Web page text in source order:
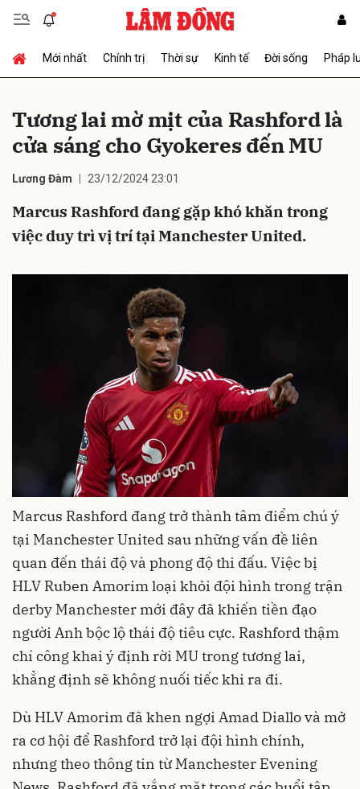
Mới nhất Chính trị Thời sự Kinh tế Đời sống Pháp
Tương lai mờ mịt của Rashford là
cửa sáng cho Gyokeres đến MU
Lương Đàm 23/12/2024 23:01
Marcus Rashford đang gặp khó khăn trong
việc duy trì vị trí tại Manchester United.
Marcus Rashford đang trở thành tâm điểm chú ý
tại Manchester United sau những vấn đề liên
quan đến thái độ và phong độ thi đấu. Việc bị
HLV Ruben Amorim loại khỏi đội hình trong trận
derby Manchester mới đây đã khiến tiền đạo
người Anh bộc lộ thái độ tiêu cực. Rashford thậm
chí công khai ý định rời MU trong tương lai,
khẳng định sẽ không nuối tiếc khi ra đi.
Dù HLV Amorim đã khen ngợi Amad Diallo và mở
ra cơ hội để Rashford trở lại đội hình chính,
nhưng theo thông tin từ Manchester Evening
Gửi bình luận
Hủy